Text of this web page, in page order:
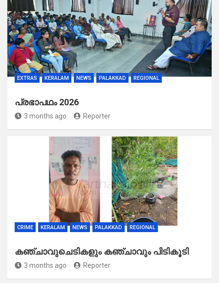
EXTRAS KERALAM NEWS PALAKKAD REGIONAL
പ്രഭാപഥം 2026
3 months ago Reporter
CRIME KERALAM NEWS PALAKKAD REGIONAL
കഞ്ചാവുചെടികളും കഞ്ചാവും പിടികൂടി
3 months ago Reporter